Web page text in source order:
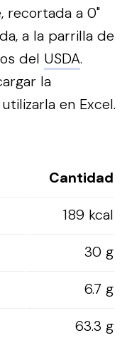
recortada a 0"
a la parrilla de
del USDA.
la
en Excel.
Cantidad
189 kcal
30 g
6.7 g
63.3 g